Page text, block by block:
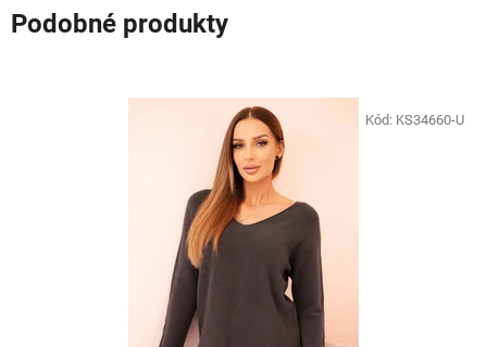
Podobné produkty
Kód: KS34660-U